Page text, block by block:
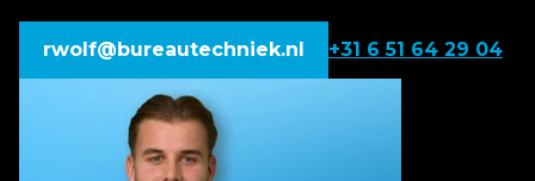
rwolf@bureautechniek.nl +31 6 51 64 29 04